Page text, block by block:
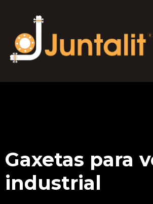
Gaxetas para
industrial